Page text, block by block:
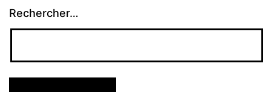
Rechercher…